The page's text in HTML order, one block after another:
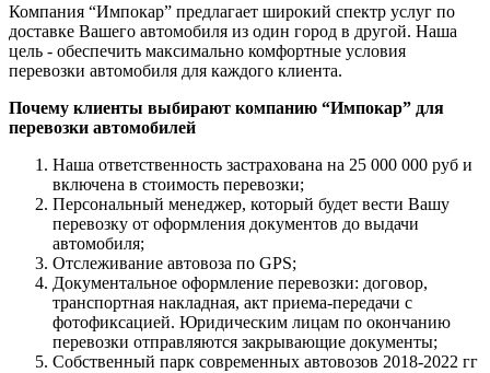
Компания “Импокар” предлагает широкий спектр услуг по
доставке Вашего автомобиля из один город в другой. Наша
цель - обеспечить максимально комфортные условия
перевозки автомобиля для каждого клиента.
Почему клиенты выбирают компанию “Импокар” для
перевозки автомобилей
Наша ответственность застрахована на 25 000 000 руб и
включена в стоимость перевозки;
Персональный менеджер, который будет вести Вашу
перевозку от оформления документов до выдачи
автомобиля;
Отслеживание автовоза по GPS;
Документальное оформление перевозки: договор,
транспортная накладная, акт приема-передачи с
фотофиксацией. Юридическим лицам по окончанию
перевозки отправляются закрывающие документы;
Собственный парк современных автовозов 2018-2022 гг